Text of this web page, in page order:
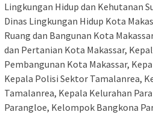
Lingkungan Hidup dan Kehutanan
Dinas Lingkungan Hidup Kota
Ruang dan Bangunan Kota
dan Pertanian Kota Makassar,
Pembangunan Kota Makassar,
Kepala Polisi Sektor Tamalanrea,
Tamalanrea, Kepala Kelurahan
Parangloe, Kelompok Bangkona